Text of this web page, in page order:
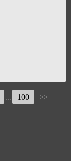
... 100 >>